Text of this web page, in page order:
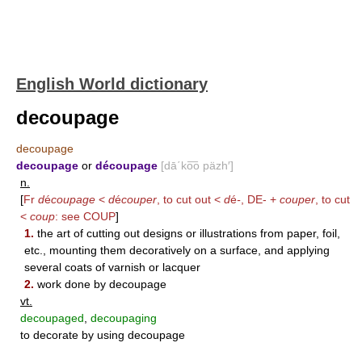
English World dictionary
decoupage
decoupage
decoupage or découpage [dā΄ko͞o päzh′]
n.
[Fr découpage < découper , to cut out < dé- DE- + couper , to cut
< coup: see COUP]
1. the art of cutting out designs or illustrations from paper, foil,
etc., mounting them decoratively on a surface, and applying
several coats of varnish or lacquer
2. work done by decoupage
vt.
decoupaged decoupaging
to decorate by using decoupage